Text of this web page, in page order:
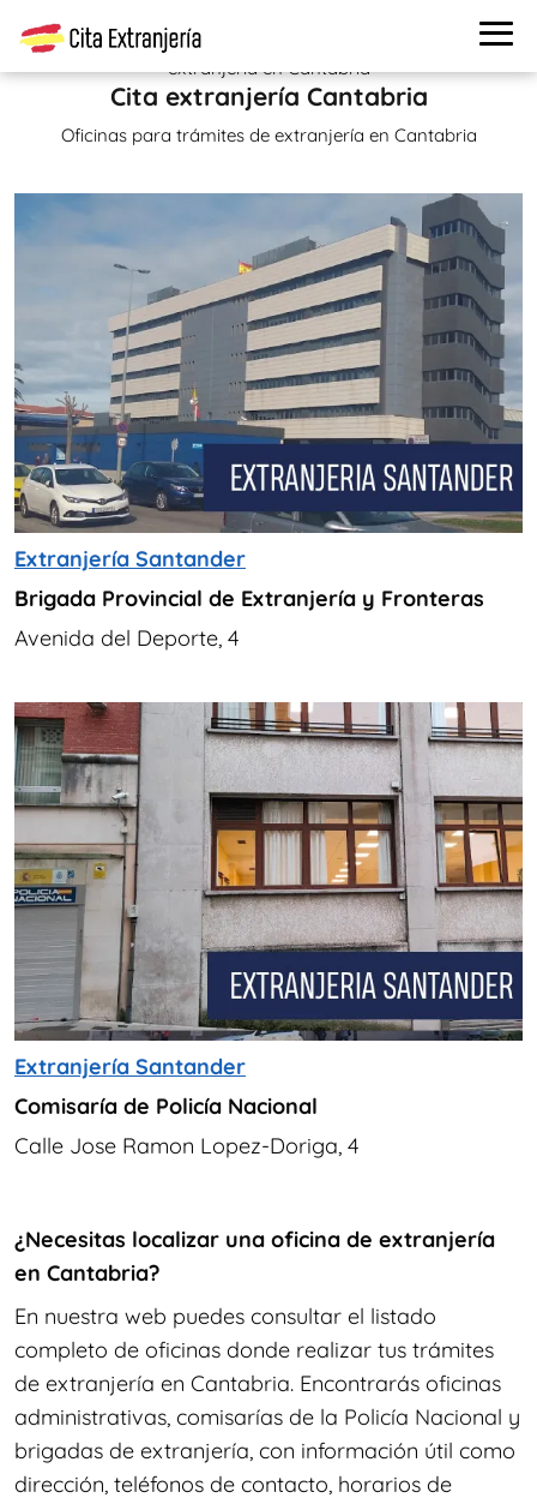
Cita extranjería>Oficinas de extranjería
> Oficinas de
extranjería en Cantabria
Cita extranjería Cantabria
Oficinas para trámites de extranjería en Cantabria
Extranjería Santander
Brigada Provincial de Extranjería y Fronteras
Avenida del Deporte, 4
Extranjería Santander
Comisaría de Policía Nacional
Calle Jose Ramon Lopez-Doriga, 4
¿Necesitas localizar una oficina de extranjería
en Cantabria?
En nuestra web puedes consultar el listado
completo de oficinas donde realizar tus trámites
de extranjería en Cantabria. Encontrarás oficinas
administrativas, comisarías de la Policía Nacional y
brigadas de extranjería, con información útil como
dirección, teléfonos de contacto, horarios de